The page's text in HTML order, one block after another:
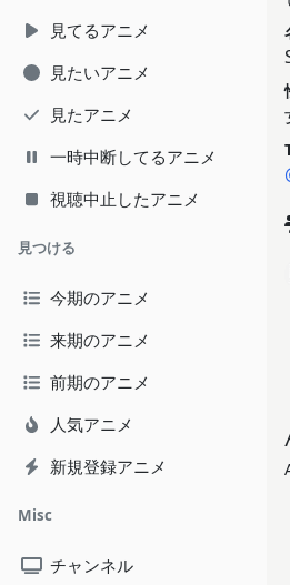
見てるアニメ
見たいアニメ
見たアニメ
一時中断してるアニメ
視聴中止したアニメ
見つける
今期のアニメ
来期のアニメ
前期のアニメ
人気アニメ
新規登録アニメ
Misc
チャンネル